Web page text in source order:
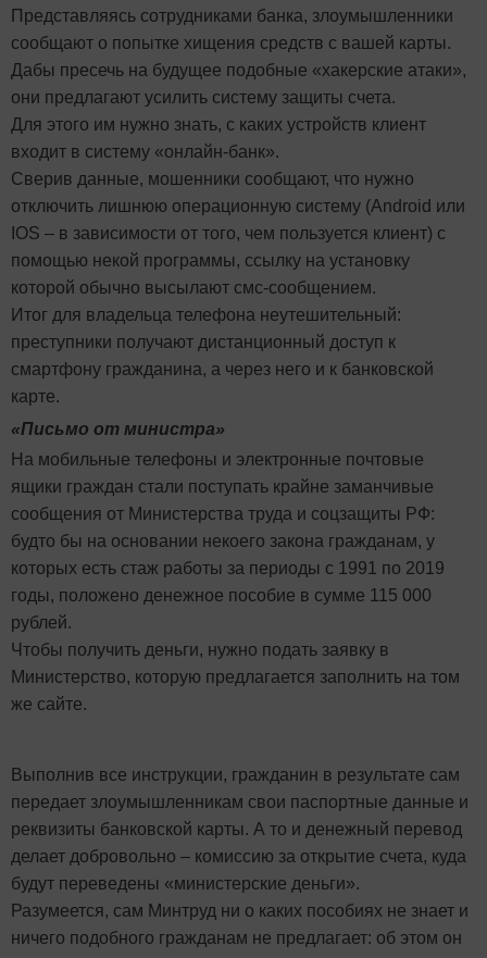
Представляясь сотрудниками банка, злоумышленники
сообщают о попытке хищения средств с вашей карты.
Дабы пресечь на будущее подобные «хакерские атаки»,
они предлагают усилить систему защиты счета.
Для этого им нужно знать, с каких устройств клиент
входит в систему «онлайн-банк».
Сверив данные, мошенники сообщают, что нужно
отключить лишнюю операционную систему (Android или
IOS – в зависимости от того, чем пользуется клиент) с
помощью некой программы, ссылку на установку
которой обычно высылают смс-сообщением.
Итог для владельца телефона неутешительный:
преступники получают дистанционный доступ к
смартфону гражданина, а через него и к банковской
карте.
«Письмо от министра»
На мобильные телефоны и электронные почтовые
ящики граждан стали поступать крайне заманчивые
сообщения от Министерства труда и соцзащиты РФ:
будто бы на основании некоего закона гражданам, у
которых есть стаж работы за периоды с 1991 по 2019
годы, положено денежное пособие в сумме 115 000
рублей.
Чтобы получить деньги, нужно подать заявку в
Министерство, которую предлагается заполнить на том
же сайте.
Выполнив все инструкции, гражданин в результате сам
передает злоумышленникам свои паспортные данные и
реквизиты банковской карты. А то и денежный перевод
делает добровольно – комиссию за открытие счета, куда
будут переведены «министерские деньги».
Разумеется, сам Минтруд ни о каких пособиях не знает и
ничего подобного гражданам не предлагает: об этом он